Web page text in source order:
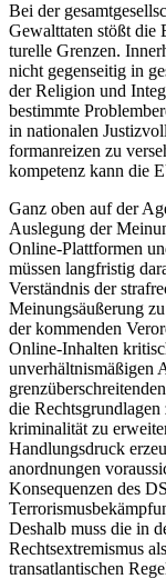
Bei der
Gewalttaten stößt die
turelle Grenzen.
nicht gegenseitig in
der Religion und
bestimmte
in nationalen
formanreizen zu
kompetenz kann die
Ganz oben auf der
Auslegung der
Online-Plattformen
müssen langfristig
Verständnis der
Meinungsäußerung
der kommenden
Online-Inhalten
unverhältnismäßigen
die
kriminalität zu
Handlungsdruck
anordnungen
Konsequenzen des
Deshalb muss die in
Rechts­extremismus
transatlantischen